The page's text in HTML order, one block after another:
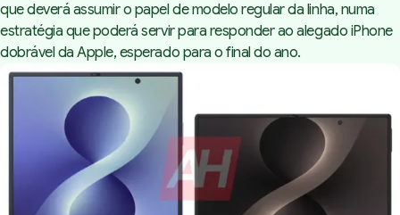
que deverá assumir o papel de modelo regular da linha, numa
estratégia que poderá servir para responder ao alegado iPhone
dobrável da Apple, esperado para o final do ano.